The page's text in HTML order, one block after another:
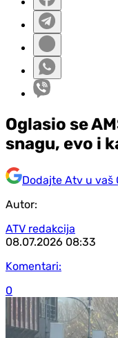
Oglasio se
snagu, evo i
Dodajte Atv u vaš
Autor:
ATV redakcija
08.07.2026 08:33
Komentari:
0